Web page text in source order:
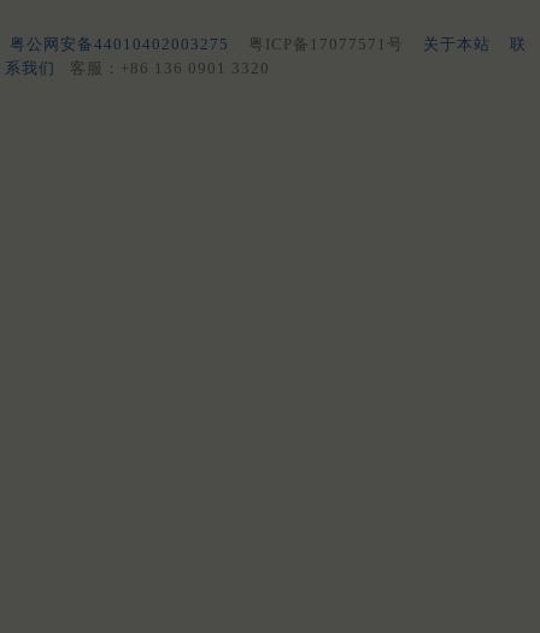
粤公网安备44010402003275 粤ICP备17077571号 关于本站
联
系我们
客服：+86 136 0901 3320